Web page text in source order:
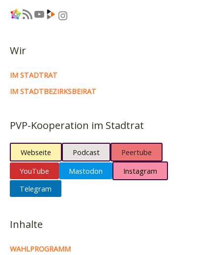
Link RSS-Feed YouTube Link Instagram
Wir
IM STADTRAT
IM STADTBEZIRKSBEIRAT
PVP-Kooperation im Stadtrat
Webseite Podcast
Peertube
YouTube
Mastodon
Instagram
Telegram
Inhalte
WAHLPROGRAMM